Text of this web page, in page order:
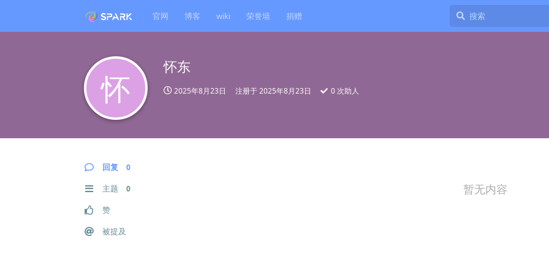
官网 博客 wiki 荣誉墙 捐赠
怀
怀东
2025年8月23日 注册于2025年8月23日 0 次助人
回复 0
主题 0
赞
被提及
暂无内容